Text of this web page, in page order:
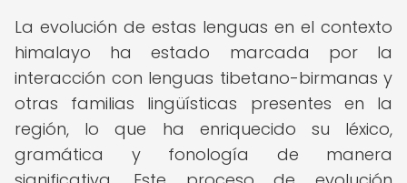
La evolución de estas lenguas en el contexto
himalayo ha estado marcada por la
interacción con lenguas tibetano-birmanas y
otras familias lingüísticas presentes en la
región, lo que ha enriquecido su léxico,
gramática y fonología de manera